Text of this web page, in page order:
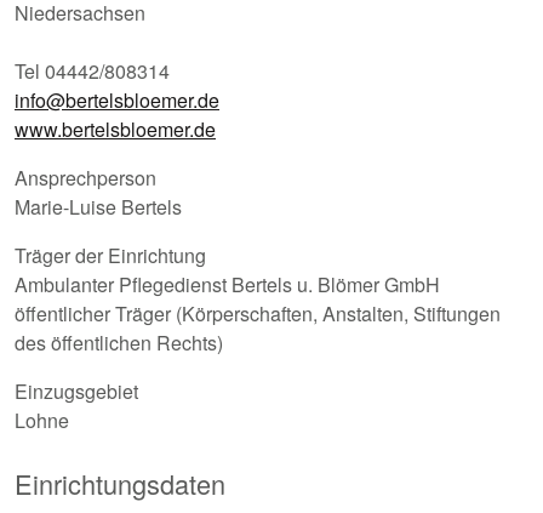
Niedersachsen
Tel 04442/808314
info@bertelsbloemer.de
www.bertelsbloemer.de
Ansprechperson
Marie-Luise Bertels
Träger der Einrichtung
Ambulanter Pflegedienst Bertels u. Blömer GmbH
öffentlicher Träger (Körperschaften, Anstalten, Stiftungen
des öffentlichen Rechts)
Einzugsgebiet
Lohne
Einrichtungsdaten